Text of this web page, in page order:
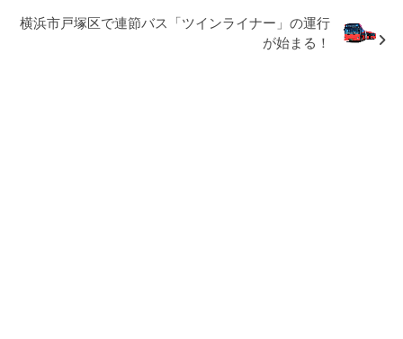
横浜市戸塚区で連節バス「ツインライナー」の運行
が始まる！